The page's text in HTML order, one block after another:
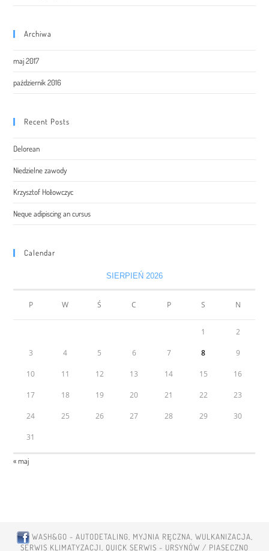
Archiwa
maj 2017
październik 2016
Recent Posts
Delorean
Niedzielne zawody
Krzysztof Hołowczyc
Neque adipiscing an cursus
Calendar
SIERPIEŃ 2026
P W Ś C P S N
1 2
3 4 5 6 7 8 9
10 11 12 13 14 15 16
17 18 19 20 21 22 23
24 25 26 27 28 29 30
31
« maj
WASH&GO - AUTODETALING, MYJNIA RĘCZNA, WULKANIZACJA,
SERWIS KLIMATYZACJI, QUICK SERWIS - URSYNÓW / PIASECZNO